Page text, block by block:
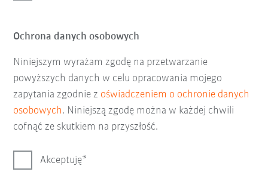
Ochrona danych osobowych
Niniejszym wyrażam zgodę na przetwarzanie
powyższych danych w celu opracowania mojego
zapytania zgodnie z oświadczeniem o ochronie danych
osobowych. Niniejszą zgodę można w każdej chwili
cofnąć ze skutkiem na przyszłość.
Akceptuję